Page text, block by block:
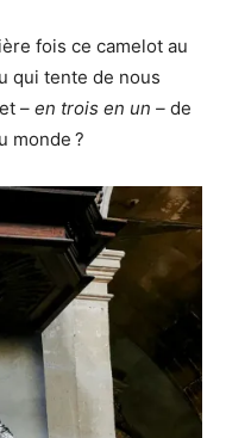
fois ce camelot au
qui tente de nous
– en trois en un – de
monde ?